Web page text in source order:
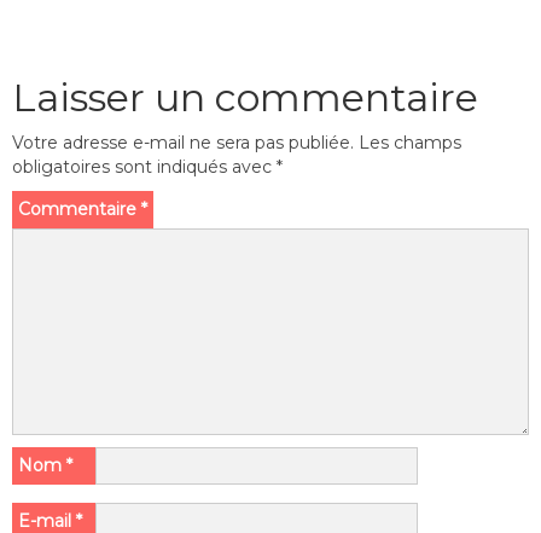
Laisser un commentaire
Votre adresse e-mail ne sera pas publiée. Les champs
obligatoires sont indiqués avec *
Commentaire *
Nom *
E-mail *